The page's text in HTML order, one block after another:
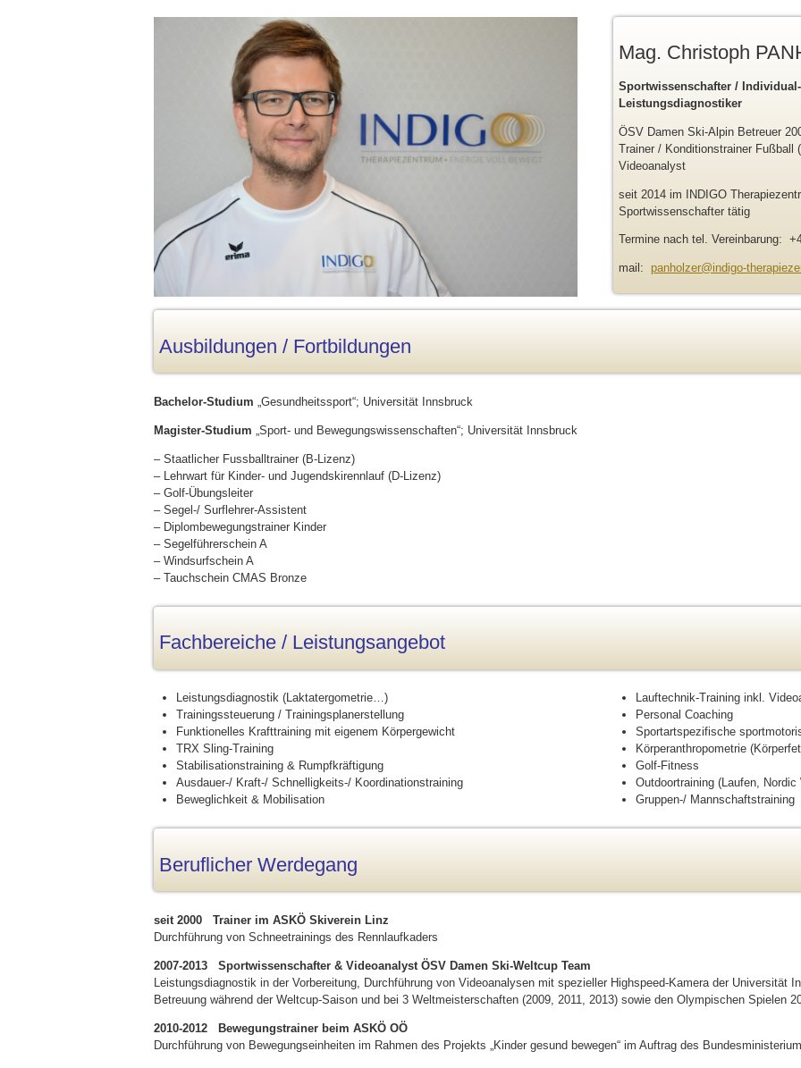
Mag. Christoph
Sportwissenschafter /
Leistungsdiagnostiker
ÖSV Damen Ski-Alpin Betreuer
Trainer / Konditionstrainer Fußball
Videoanalyst
seit 2014 im INDIGO
Sportwissenschafter tätig
Termine nach tel. Vereinbarung:
mail: panholzer@indigo-
Ausbildungen / Fortbildungen
Bachelor-Studium „Gesundheitssport“; Universität Innsbruck
Magister-Studium „Sport- und Bewegungswissenschaften“; Universität Innsbruck
– Staatlicher Fussballtrainer (B-Lizenz)
– Lehrwart für Kinder- und Jugendskirennlauf (D-Lizenz)
– Golf-Übungsleiter
– Segel-/ Surflehrer-Assistent
– Diplombewegungstrainer Kinder
– Segelführerschein A
– Windsurfschein A
– Tauchschein CMAS Bronze
Fachbereiche / Leistungsangebot
Leistungsdiagnostik (Laktatergometrie…)
Trainingssteuerung / Trainingsplanerstellung
Funktionelles Krafttraining mit eigenem Körpergewicht
TRX Sling-Training
Stabilisationstraining & Rumpfkräftigung
Ausdauer-/ Kraft-/ Schnelligkeits-/ Koordinationstraining
Beweglichkeit & Mobilisation
Lauftechnik-Training inkl.
Personal Coaching
Sportartspezifische
Körperanthropometrie
Golf-Fitness
Outdoortraining (Laufen,
Gruppen-/ Mannschaftstraining
Beruflicher Werdegang
seit 2000 Trainer im ASKÖ Skiverein Linz
Durchführung von Schneetrainings des Rennlaufkaders
2007-2013 Sportwissenschafter & Videoanalyst ÖSV Damen Ski-Weltcup Team
Leistungsdiagnostik in der Vorbereitung, Durchführung von Videoanalysen mit spezieller Highspeed-Kamera der Universität
Betreuung während der Weltcup-Saison und bei 3 Weltmeisterschaften (2009, 2011, 2013) sowie den Olympischen Spielen
2010-2012 Bewegungstrainer beim ASKÖ OÖ
Durchführung von Bewegungseinheiten im Rahmen des Projekts „Kinder gesund bewegen“ im Auftrag des